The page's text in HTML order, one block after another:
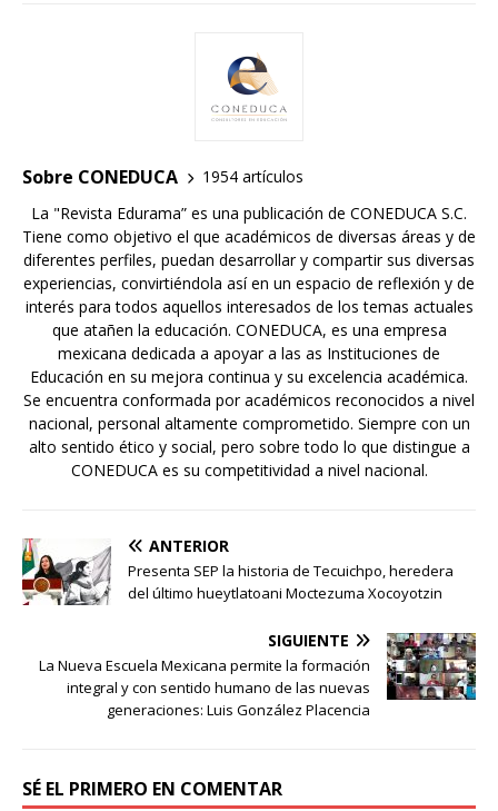
Sobre CONEDUCA
1954 artículos
La "Revista Edurama” es una publicación de CONEDUCA S.C.
Tiene como objetivo el que académicos de diversas áreas y de
diferentes perfiles, puedan desarrollar y compartir sus diversas
experiencias, convirtiéndola así en un espacio de reflexión y de
interés para todos aquellos interesados de los temas actuales
que atañen la educación. CONEDUCA, es una empresa
mexicana dedicada a apoyar a las as Instituciones de
Educación en su mejora continua y su excelencia académica.
Se encuentra conformada por académicos reconocidos a nivel
nacional, personal altamente comprometido. Siempre con un
alto sentido ético y social, pero sobre todo lo que distingue a
CONEDUCA es su competitividad a nivel nacional.
ANTERIOR
Presenta SEP la historia de Tecuichpo, heredera
del último hueytlatoani Moctezuma Xocoyotzin
SIGUIENTE
La Nueva Escuela Mexicana permite la formación
integral y con sentido humano de las nuevas
generaciones: Luis González Placencia
SÉ EL PRIMERO EN COMENTAR